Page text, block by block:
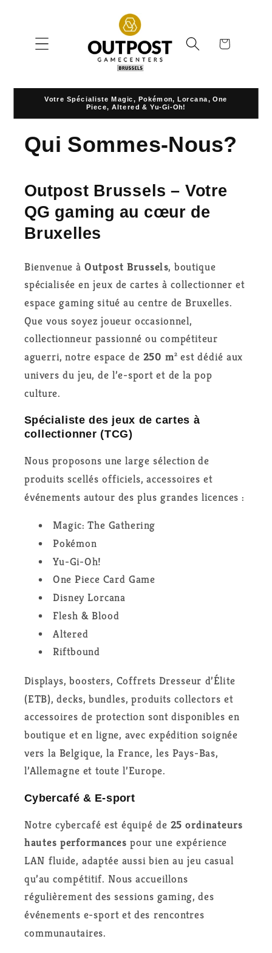
contenu
Panier
Votre Spécialiste Magic, Pokémon, Lorcana, One
Piece, Altered & Yu-Gi-Oh!
Qui Sommes-Nous?
Outpost Brussels – Votre
QG gaming au cœur de
Bruxelles
Bienvenue àOutpost Brussels, boutique
spécialisée en jeux de cartes à collectionner et
espace gaming situé au centre de Bruxelles.
Que vous soyez joueur occasionnel,
collectionneur passionné ou compétiteur
aguerri, notre espace de 250 m² est dédié aux
univers du jeu, de l’e-sport et de la pop
culture.
Spécialiste des jeux de cartes à
collectionner (TCG)
Nous proposons une large sélection de
produits scellés officiels, accessoires et
événements autour des plus grandes licences :
Magic: The Gathering
Pokémon
Yu-Gi-Oh!
One Piece Card Game
Disney Lorcana
Flesh & Blood
Altered
Riftbound
Displays, boosters, Coffrets Dresseur d’Élite
(ETB), decks, bundles, produits collectors et
accessoires de protection sont disponibles en
boutique et en ligne, avec expédition soignée
vers la Belgique, la France, les Pays-Bas,
l’Allemagne et toute l’Europe.
Cybercafé & E-sport
Notre cybercafé est équipé de 25 ordinateurs
hautes performances pour une expérience
LAN fluide, adaptée aussi bien au jeu casual
qu’au compétitif. Nous accueillons
régulièrement des sessions gaming, des
événements e-sport et des rencontres
communautaires.